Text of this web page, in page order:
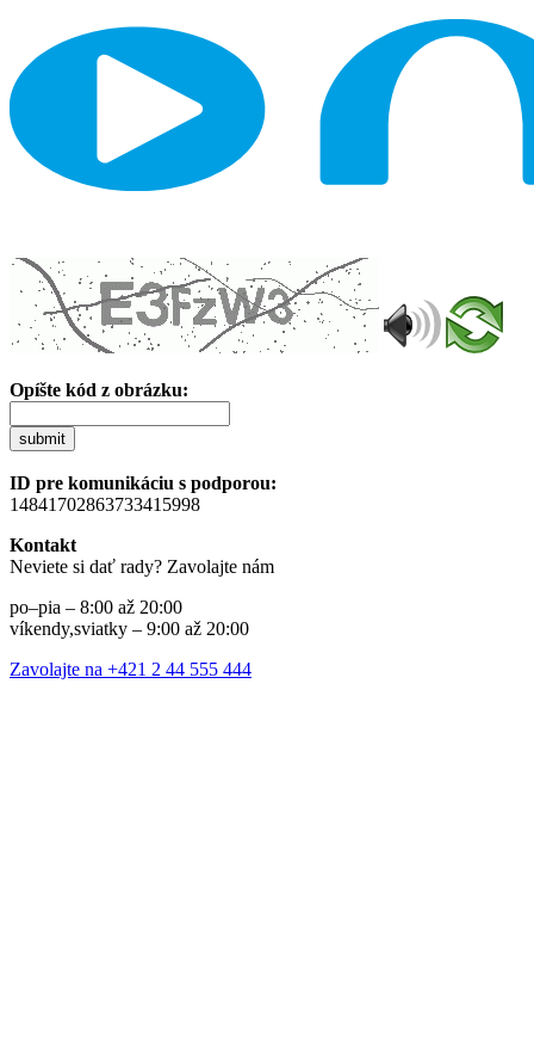
Opíšte kód z obrázku:
submit
ID pre komunikáciu s podporou:
14841702863733415998
Kontakt
Neviete si dať rady? Zavolajte nám
po–pia – 8:00 až 20:00
víkendy,sviatky – 9:00 až 20:00
Zavolajte na +421 2 44 555 444